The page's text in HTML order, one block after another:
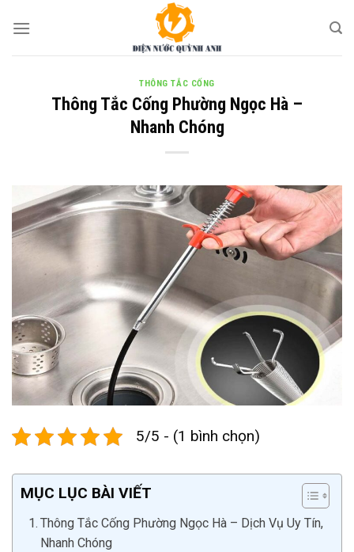
THÔNG TẮC CỐNG
Thông Tắc Cống Phường Ngọc Hà –
Nhanh Chóng
5/5 - (1 bình chọn)
MỤC LỤC BÀI VIẾT
Thông Tắc Cống Phường Ngọc Hà – Dịch Vụ Uy Tín,
Nhanh Chóng